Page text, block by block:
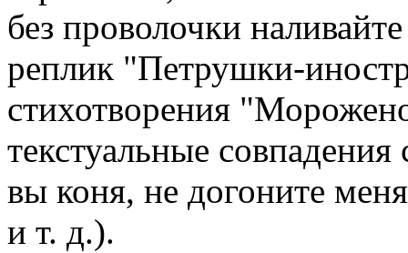
без проволочки
реплик "Петрушки-
стихотворения
текстуальные
вы коня, не догоните
и т. д.).